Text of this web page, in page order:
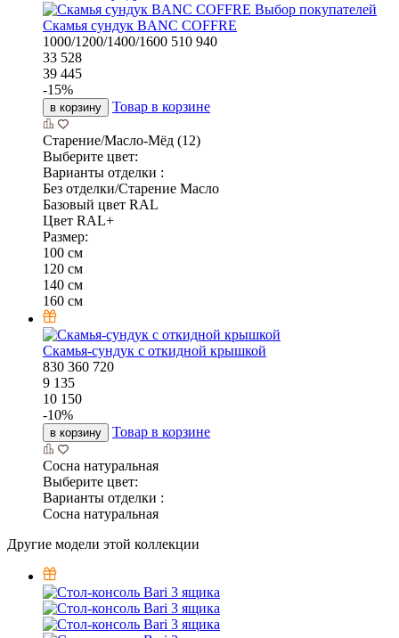
Выбор покупателей
Скамья сундук BANC COFFRE
1000/1200/1400/1600 510 940
33 528
39 445
-15%
в корзину Товар в корзине
Старение/Масло-Мёд (12)
Выберите цвет:
Варианты отделки :
Без отделки/Старение Масло
Базовый цвет RAL
Цвет RAL+
Размер:
100 см
120 см
140 см
160 см
Скамья-сундук с откидной крышкой
830 360 720
9 135
10 150
-10%
в корзину Товар в корзине
Сосна натуральная
Выберите цвет:
Варианты отделки :
Сосна натуральная
Другие модели этой коллекции